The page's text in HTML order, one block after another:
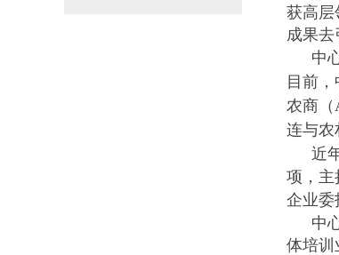
获高层
成果去
中
目前 ，
农商（
连与农
近
项，主
企业委
中
体培训